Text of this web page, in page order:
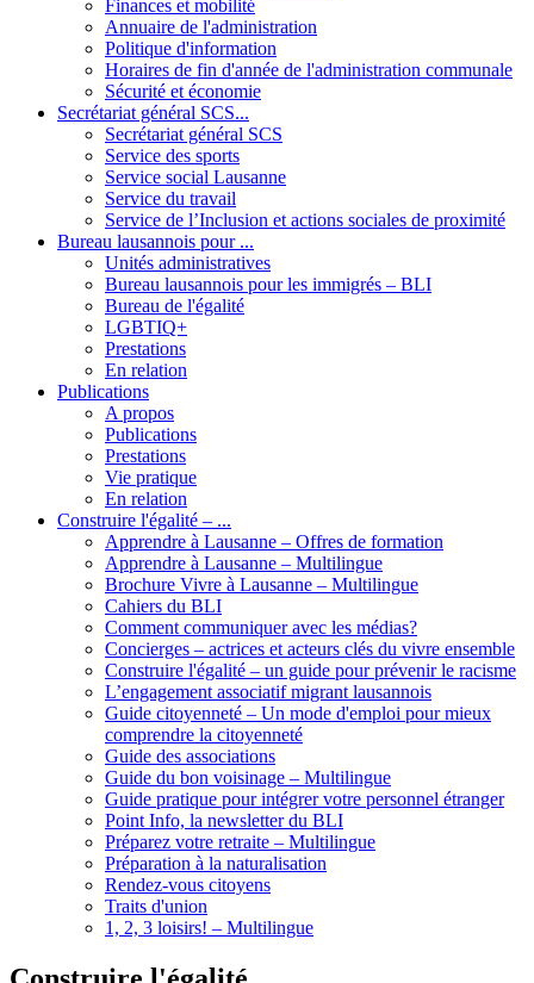
Finances et mobilité
Annuaire de l'administration
Politique d'information
Horaires de fin d'année de l'administration communale
Sécurité et économie
Secrétariat général SCS...
Secrétariat général SCS
Service des sports
Service social Lausanne
Service du travail
Service de l’Inclusion et actions sociales de proximité
Bureau lausannois pour ...
Unités administratives
Bureau lausannois pour les immigrés – BLI
Bureau de l'égalité
LGBTIQ+
Prestations
En relation
Publications
A propos
Publications
Prestations
Vie pratique
En relation
Construire l'égalité – ...
Apprendre à Lausanne – Offres de formation
Apprendre à Lausanne – Multilingue
Brochure Vivre à Lausanne – Multilingue
Cahiers du BLI
Comment communiquer avec les médias?
Concierges – actrices et acteurs clés du vivre ensemble
Construire l'égalité – un guide pour prévenir le racisme
L’engagement associatif migrant lausannois
Guide citoyenneté – Un mode d'emploi pour mieux
comprendre la citoyenneté
Guide des associations
Guide du bon voisinage – Multilingue
Guide pratique pour intégrer votre personnel étranger
Point Info, la newsletter du BLI
Préparez votre retraite – Multilingue
Préparation à la naturalisation
Rendez-vous citoyens
Traits d'union
1, 2, 3 loisirs! – Multilingue